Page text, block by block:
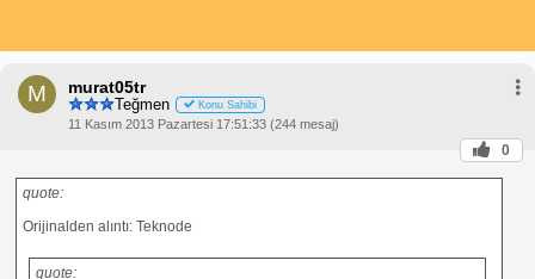
M murat05tr
Teğmen Konu Sahibi
11 Kasım 2013 Pazartesi 17:51:33 (244 mesaj)
0
quote:
Orijinalden alıntı: Teknode
quote: